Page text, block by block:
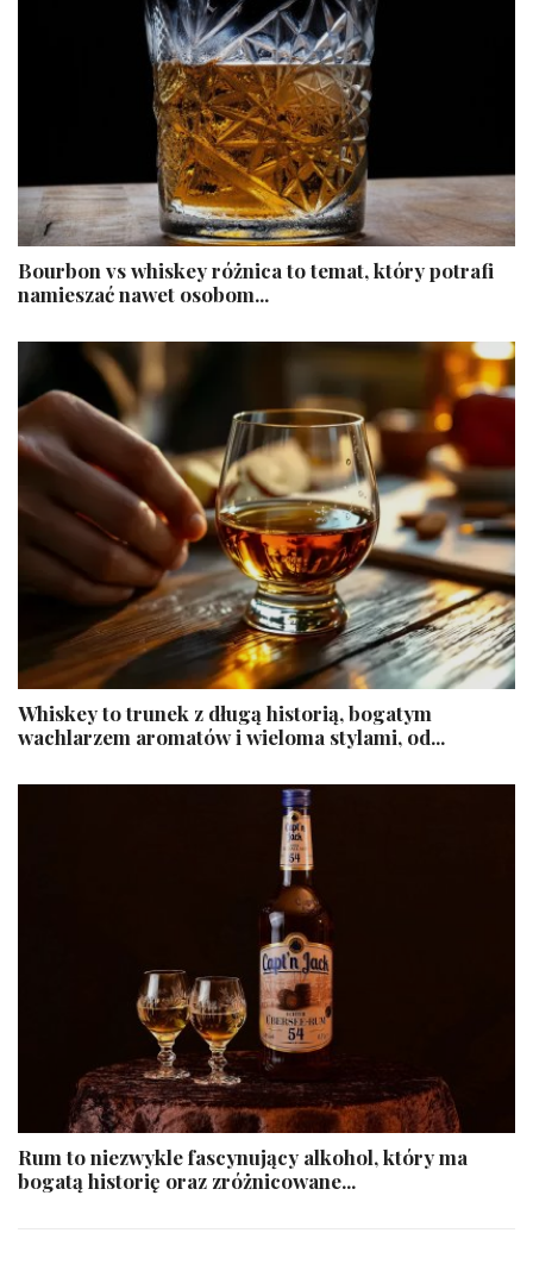
Bourbon vs whiskey różnica to temat, który potrafi
namieszać nawet osobom...
Whiskey to trunek z długą historią, bogatym
wachlarzem aromatów i wieloma stylami, od...
Rum to niezwykle fascynujący alkohol, który ma
bogatą historię oraz zróżnicowane...